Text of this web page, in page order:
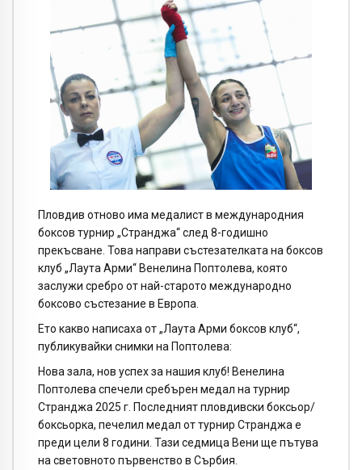
Пловдив отново има медалист в международния
боксов турнир „Странджа“ след 8-годишно
прекъсване. Това направи състезателката на боксов
клуб „Лаута Арми“ Венелина Поптолева, която
заслужи сребро от най-старото международно
боксово състезание в Европа.
Ето какво написаха от „Лаута Арми боксов клуб“,
публикувайки снимки на Поптолева:
Нова зала, нов успех за нашия клуб! Венелина
Поптолева спечели сребърен медал на турнир
Странджа 2025 г. Последният пловдивски боксьор/
боксьорка, печелил медал от турнир Странджа е
преди цели 8 години. Тази седмица Вени ще пътува
на световното първенство в Сърбия.